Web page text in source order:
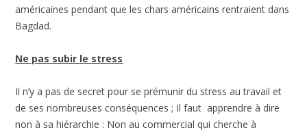
américaines pendant que les chars américains rentraient dans
Bagdad.
Ne pas subir le stress
Il n’y a pas de secret pour se prémunir du stress au travail et
de ses nombreuses conséquences ; Il faut apprendre à dire
non à sa hiérarchie : Non au commercial qui cherche à